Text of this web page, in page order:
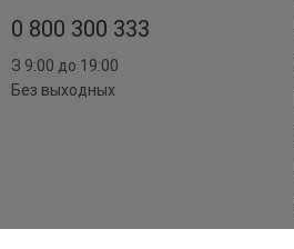
0 800 300 333
З 9:00 до 19:00
Без выходных